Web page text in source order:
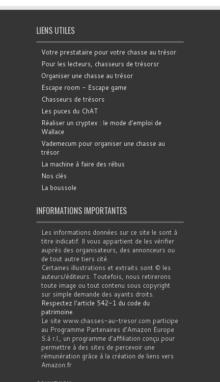
LIENS UTILES
Votre prestataire pour votre chasse au trésor
Pour les lecteurs, chasseurs de trésorsr
Organiser une chasse au trésor
Escape room - Escape game
Chasseurs de trésors
Les puces du ChAT
Réaliser un cryptex : le mode d'emploi de
Wallace
Vademecum pour organiser une chasse au
trésor
La machine à faire des rébus
Nos clés
La boussole
INFORMATIONS IMPORTANTES
Les informations données sur ce site le sont à
titre indicatif. Il vous appartient de les vérifier
auprès des organisateurs, des annonceurs ou
de tout autre tiers cité.
Certaines illustrations et extraits sont © les
auteurs/éditeurs. Toutefois, nous retirerons
toute image ou tout contenu sous copyright
sur simple demande des ayants droits.
Respectez l'article 542-1 du code du
patrimoine.
Le site www.chasses-au-tresor.com participe
au Programme Partenaires d’Amazon Europe
S.à r.l., un programme d’affiliation conçu pour
permettre à des sites de percevoir une
rémunération grâce à la création de liens vers
Amazon.fr